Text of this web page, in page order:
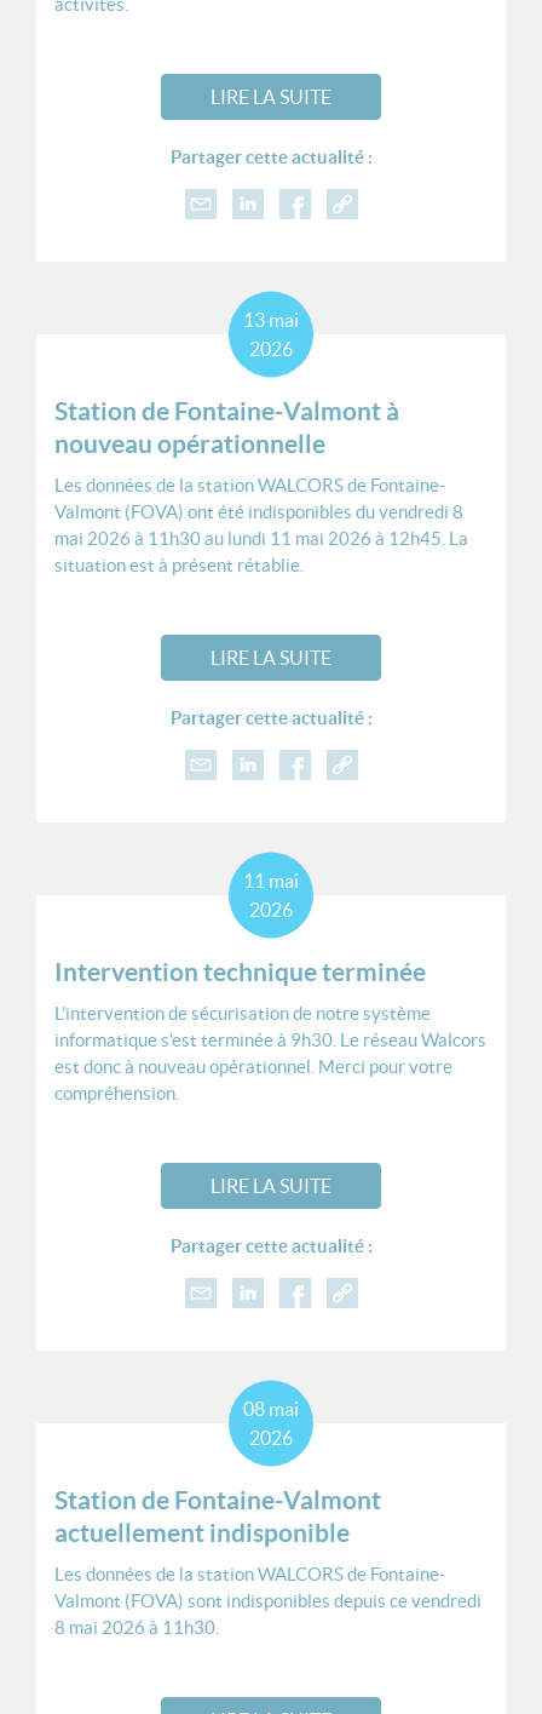
activités.
LIRE LA SUITE
Partager cette actualité :
Station de Fontaine-Valmont à
nouveau opérationnelle
13 mai
2026
Les données de la station WALCORS de Fontaine-
Valmont (FOVA) ont été indisponibles du vendredi 8
mai 2026 à 11h30 au lundi 11 mai 2026 à 12h45. La
situation est à présent rétablie.
LIRE LA SUITE
Partager cette actualité :
Intervention technique terminée
11 mai
2026
L’intervention de sécurisation de notre système
informatique s'est terminée à 9h30. Le réseau Walcors
est donc à nouveau opérationnel. Merci pour votre
compréhension.
LIRE LA SUITE
Partager cette actualité :
Station de Fontaine-Valmont
actuellement indisponible
08 mai
2026
Les données de la station WALCORS de Fontaine-
Valmont (FOVA) sont indisponibles depuis ce vendredi
8 mai 2026 à 11h30.